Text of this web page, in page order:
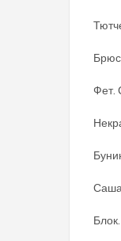
Фет.